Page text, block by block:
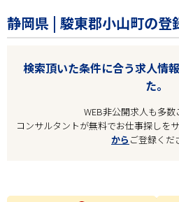
静岡県 | 駿東郡小山町の登
検索頂いた条件に合う求人情
た。
WEB非公開求人も多数
コンサルタントが無料でお仕事探しを
から ご登録くだ